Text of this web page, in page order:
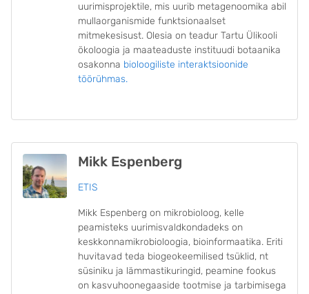
uurimisprojektile, mis uurib metagenoomika abil
mullaorganismide funktsionaalset
mitmekesisust. Olesia on teadur Tartu Ülikooli
ökoloogia ja maateaduste instituudi botaanika
osakonna bioloogiliste interaktsioonide
töörühmas.
Mikk Espenberg
ETIS
Mikk Espenberg on mikrobioloog, kelle
peamisteks uurimisvaldkondadeks on
keskkonnamikrobioloogia, bioinformaatika. Eriti
huvitavad teda biogeokeemilised tsüklid, nt
süsiniku ja lämmastikuringid, peamine fookus
on kasvuhoonegaaside tootmise ja tarbimisega